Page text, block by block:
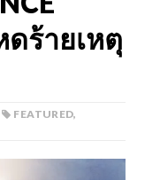
ร้ายเหตุ
FEATURED,